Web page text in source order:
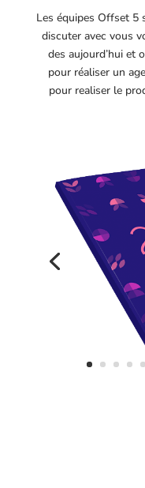
Les équipes Offset 5
discuter avec vous
des aujourd’hui et
pour réaliser un
pour realiser le